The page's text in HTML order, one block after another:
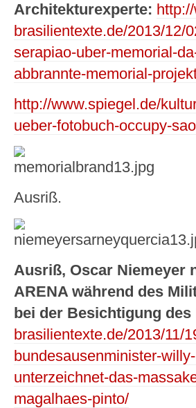
Architekturexperte:
brasilientexte.de/2013/12/
serapiao-uber-memorial-
abbrannte-memorial-
http://www.spiegel.de/
ueber-fotobuch-occupy-
Ausriß.
Ausriß, Oscar Niemeyer
ARENA während des
bei der Besichtigung
brasilientexte.de/2013/11/
bundesausenminister-
unterzeichnet-das-
magalhaes-pinto/